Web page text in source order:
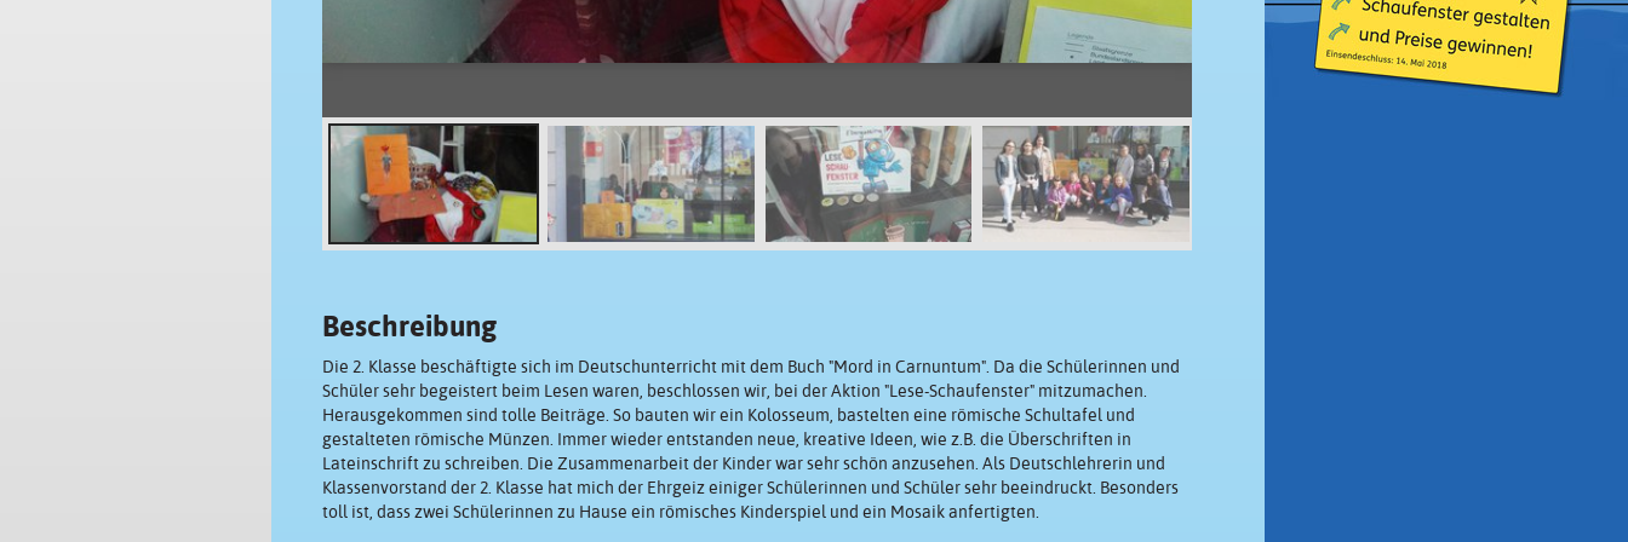
Beschreibung
Die 2. Klasse beschäftigte sich im Deutschunterricht mit dem Buch "Mord in Carnuntum". Da die Schülerinnen und
Schüler sehr begeistert beim Lesen waren, beschlossen wir, bei der Aktion "Lese-Schaufenster" mitzumachen.
Herausgekommen sind tolle Beiträge. So bauten wir ein Kolosseum, bastelten eine römische Schultafel und
gestalteten römische Münzen. Immer wieder entstanden neue, kreative Ideen, wie z.B. die Überschriften in
Lateinschrift zu schreiben. Die Zusammenarbeit der Kinder war sehr schön anzusehen. Als Deutschlehrerin und
Klassenvorstand der 2. Klasse hat mich der Ehrgeiz einiger Schülerinnen und Schüler sehr beeindruckt. Besonders
toll ist, dass zwei Schülerinnen zu Hause ein römisches Kinderspiel und ein Mosaik anfertigten.